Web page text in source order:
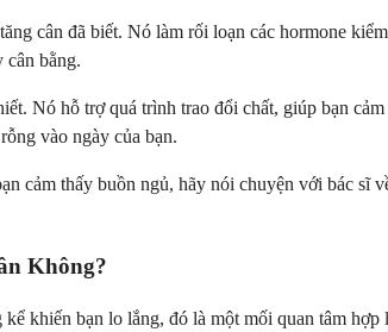
cân đã biết. Nó làm rối loạn các hormone
cân bằng.
Nó hỗ trợ quá trình trao đổi chất, giúp bạn
vào ngày của bạn.
cảm thấy buồn ngủ, hãy nói chuyện với bác sĩ
Không?
khiến bạn lo lắng, đó là một mối quan tâm